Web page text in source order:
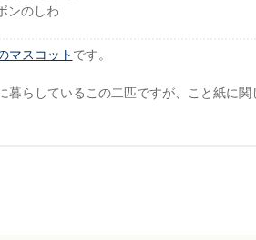
ンのしわ
マスコット です。
らしているこの二匹ですが、こと紙に関